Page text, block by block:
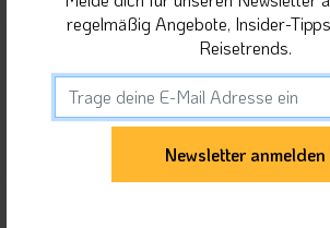
Highlights in der Nähe
Orte in Dolomiten
Unterkunft teilen
regelmäßig Angebote, Insider-
Reisetrends.